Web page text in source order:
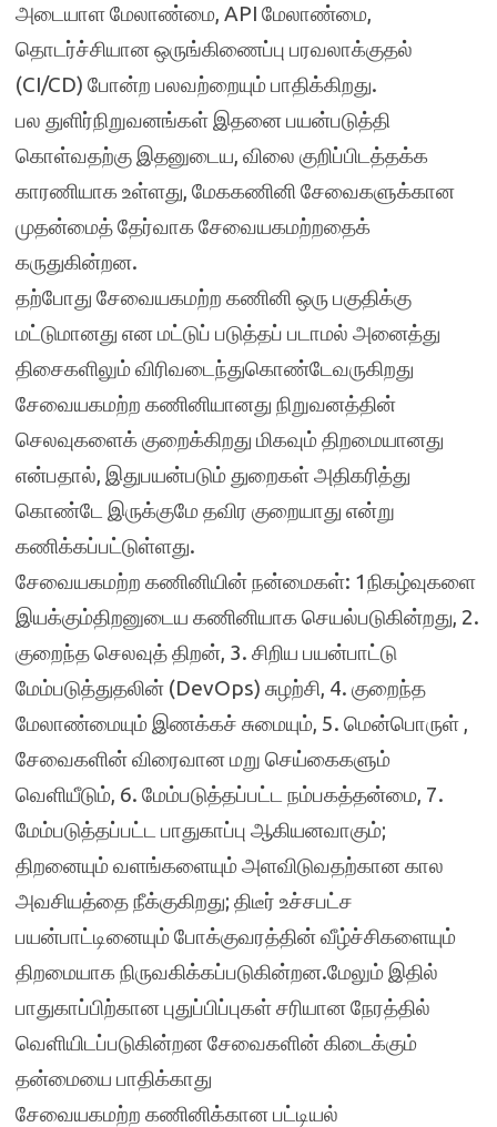
அடையாள மேலாண்மை, API மேலாண்மை,
தொடர்ச்சியான ஒருங்கிணைப்பு பரவலாக்குதல்
(CI/CD) போன்ற பலவற்றையும் பாதிக்கிறது.
பல துளிர்நிறுவனங்கள் இதனை பயன்படுத்தி
கொள்வதற்கு இதனுடைய, விலை குறிப்பிடத்தக்க
காரணியாக உள்ளது, மேககணினி சேவைகளுக்கான
முதன்மைத் தேர்வாக சேவையகமற்றதைக்
கருதுகின்றன.
தற்போது சேவையகமற்ற கணினி ஒரு பகுதிக்கு
மட்டுமானது என மட்டுப் படுத்தப் படாமல் அனைத்து
திசைகளிலும் விரிவடைந்துகொண்டேவருகிறது
சேவையகமற்ற கணினியானது நிறுவனத்தின்
செலவுகளைக் குறைக்கிறது மிகவும் திறமையானது
என்பதால், இதுபயன்படும் துறைகள் அதிகரித்து
கொண்டே இருக்குமே தவிர குறையாது என்று
கணிக்கப்பட்டுள்ளது.
சேவையகமற்ற கணினியின் நன்மைகள்: 1நிகழ்வுகளை
இயக்கும்திறனுடைய கணினியாக செயல்படுகின்றது, 2.
குறைந்த செலவுத் திறன், 3. சிறிய பயன்பாட்டு
மேம்படுத்துதலின் (DevOps) சுழற்சி, 4. குறைந்த
மேலாண்மையும் இணக்கச் சுமையும், 5. மென்பொருள் ,
சேவைகளின் விரைவான மறு செய்கைகளும்
வெளியீடும், 6. மேம்படுத்தப்பட்ட நம்பகத்தன்மை, 7.
மேம்படுத்தப்பட்ட பாதுகாப்பு ஆகியனவாகும்;
திறனையும் வளங்களையும் அளவிடுவதற்கான கால
அவசியத்தை நீக்குகிறது; திடீர் உச்சபட்ச
பயன்பாட்டினையும் போக்குவரத்தின் வீழ்ச்சிகளையும்
திறமையாக நிருவகிக்கப்படுகின்றன.மேலும் இதில்
பாதுகாப்பிற்கான புதுப்பிப்புகள் சரியான நேரத்தில்
வெளியிடப்படுகின்றன சேவைகளின் கிடைக்கும்
தன்மையை பாதிக்காது
சேவையகமற்ற கணினிக்கான பட்டியல்